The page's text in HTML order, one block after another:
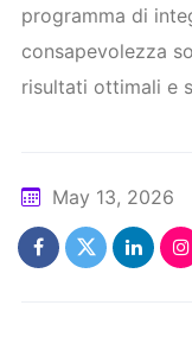
programma di
consapevolezza
risultati ottimali e
May 13, 2026